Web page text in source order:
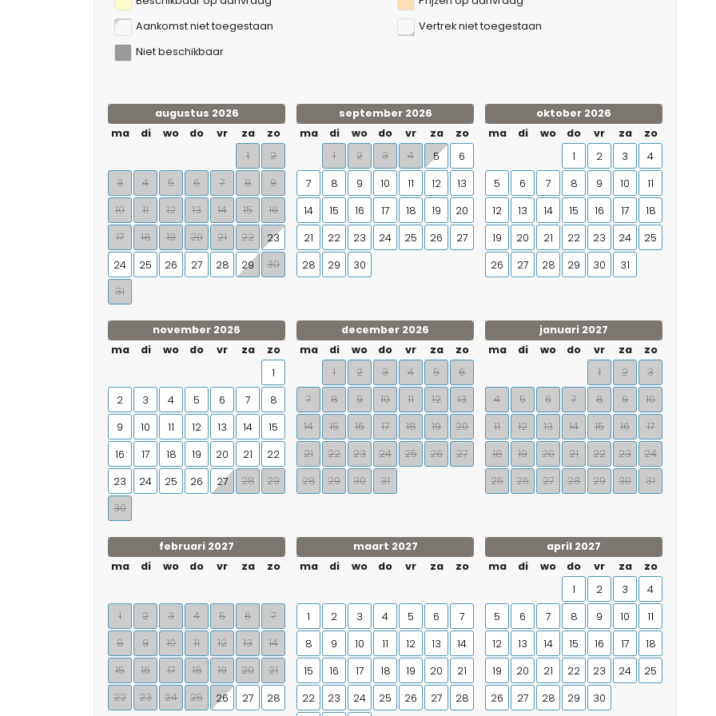
Aankomst niet toegestaan
Vertrek niet toegestaan
Niet beschikbaar
augustus 2026
ma
di wo do vr za
zo
1
2
3
4 5 6 7 8
9
10
11 12 13 14 15
16
17
18 19 20 21 22
23
24
25 26 27 28 29
30
31
september 2026
ma
di wo do vr za
zo
1
2 3 4 5
6
7
8 9 10 11 12
13
14
15 16 17 18 19
20
21
22 23 24 25 26
27
28
29 30
oktober 2026
ma
di wo do vr za
zo
1
2 3
4
5
6 7 8 9 10
11
12
13 14 15 16 17
18
19
20 21 22 23 24
25
26
27 28 29 30 31
november 2026
ma
di wo do vr za
zo
1
2
3 4 5 6 7
8
9
10 11 12 13 14
15
16
17 18 19 20 21
22
23
24 25 26 27 28
29
30
december 2026
ma
di wo do vr za
zo
1
2 3 4 5
6
7
8 9 10 11 12
13
14
15 16 17 18 19
20
21
22 23 24 25 26
27
28
29 30 31
januari 2027
ma
di wo do vr za
zo
1
2
3
4
5 6 7 8 9
10
11
12 13 14 15 16
17
18
19 20 21 22 23
24
25
26 27 28 29 30 31
februari 2027
ma
di wo do vr za zo
1 2 3 4 5 6
7
8
9 10 11 12 13
14
15
16 17 18 19 20
21
22
23 24 25 26 27 28
maart 2027
ma
di wo do vr za zo
1 2 3 4 5 6
7
8
9 10 11 12 13
14
15
16 17 18 19 20
21
22
23 24 25 26 27 28
april 2027
ma
di wo do vr za
zo
1
2 3
4
5
6 7 8 9 10
11
12
13 14 15 16 17
18
19
20 21 22 23 24
25
26
27 28 29 30